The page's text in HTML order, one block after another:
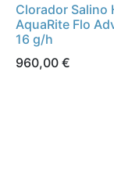
Clorador Salino
AquaRite Flo
16 g/h
960,00 €